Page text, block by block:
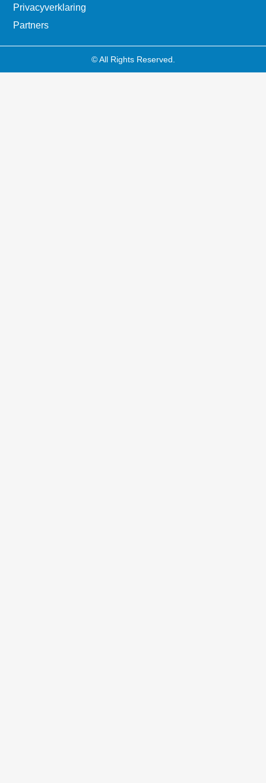
Privacyverklaring
Partners
© All Rights Reserved.